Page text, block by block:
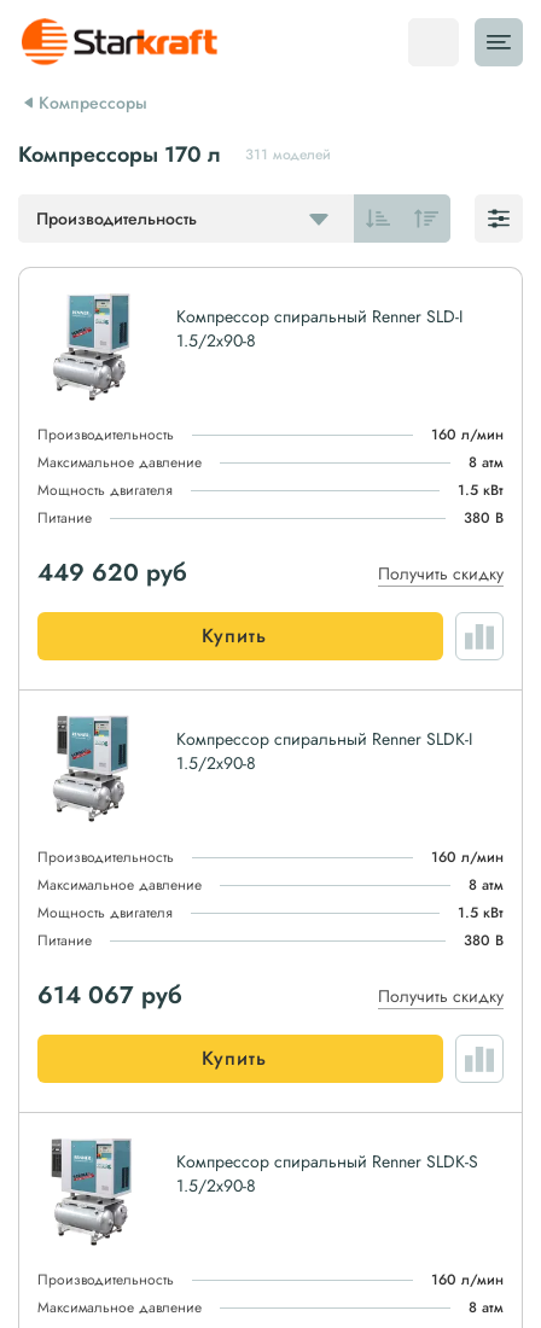
Компрессоры
Компрессоры 170 л 311 моделей
Производительность
Компрессор спиральный Renner SLD-I
1.5/2x90-8
Производительность
160 л/мин
Максимальное давление
8 атм
Мощность двигателя
1.5 кВт
Питание
380 В
449 620 руб Получить скидку
Купить
Компрессор спиральный Renner SLDK-I
1.5/2x90-8
Производительность
160 л/мин
Максимальное давление
8 атм
Мощность двигателя
1.5 кВт
Питание
380 В
614 067 руб Получить скидку
Купить
Компрессор спиральный Renner SLDK-S
1.5/2x90-8
Производительность
160 л/мин
Максимальное давление
8 атм